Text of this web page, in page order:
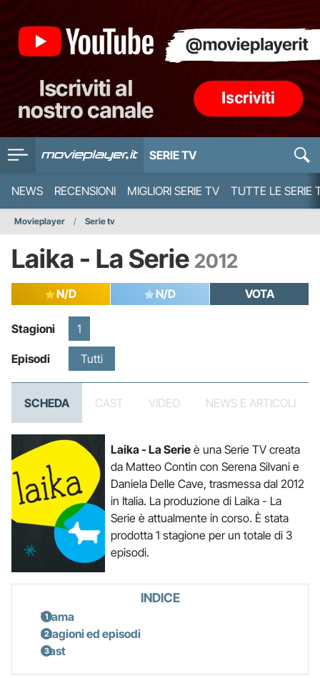
SERIE TV
NEWS RECENSIONI MIGLIORI SERIE TV TUTTE LE SERIE
Movieplayer Serie tv
Laika - La Serie 2012
N/D N/D VOTA
Stagioni 1
Episodi Tutti
SCHEDA CAST VIDEO NEWS E ARTICOLI
Laika - La Serieè una Serie TV creata
da Matteo Contin con Serena Silvani e
Daniela Delle Cave, trasmessa dal 2012
in Italia. La produzione di Laika - La
Serie è attualmente in corso. È stata
prodotta 1 stagione per un totale di 3
episodi.
INDICE
Trama
Stagioni ed episodi
Cast